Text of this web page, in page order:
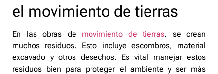
el movimiento de tierras
En las obras de movimiento de tierras, se crean
muchos residuos. Esto incluye escombros, material
excavado y otros desechos. Es vital manejar estos
residuos bien para proteger el ambiente y ser más